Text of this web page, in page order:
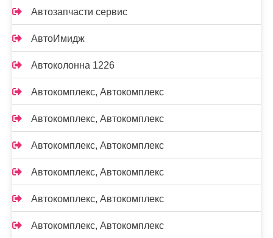
Автозапчасти сервис
АвтоИмидж
Автоколонна 1226
Автокомплекс, Автокомплекс
Автокомплекс, Автокомплекс
Автокомплекс, Автокомплекс
Автокомплекс, Автокомплекс
Автокомплекс, Автокомплекс
Автокомплекс, Автокомплекс